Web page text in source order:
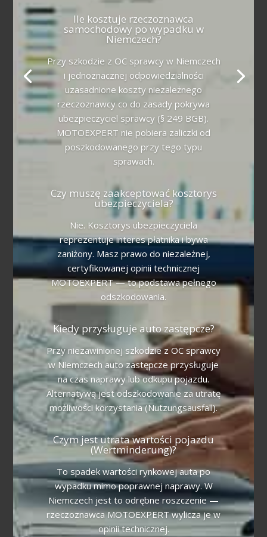
Ile kosztuje rzeczoznawca
samochodowy po wypadku w
Niemczech?
Przy szkodzie z OC sprawcy w Niemczech
i jednoznacznej odpowiedzialności
uzasadnione koszty niezależnego
rzeczoznawcy co do zasady pokrywa
ubezpieczyciel sprawcy (§ 249 BGB).
MOTOEXPERT nie pobiera zaliczki od
poszkodowanego przy tego typu
sprawach.
Czy muszę zaakceptować kosztorys
ubezpieczyciela?
Nie. Kosztorys ubezpieczyciela
reprezentuje interes płatnika i bywa
zaniżony. Masz prawo do niezależnej,
certyfikowanej opinii technicznej
MOTOEXPERT — to podstawa pełnego
odszkodowania.
Kiedy przysługuje auto zastępcze?
Przy niezawinionej szkodzie z OC sprawcy
w Niemczech auto zastępcze przysługuje
na czas naprawy lub odkupu pojazdu.
Alternatywą jest odszkodowanie za utratę
możliwości korzystania (Nutzungsausfall).
Czym jest utrata wartości pojazdu
(Wertminderung)?
To spadek wartości rynkowej auta po
wypadku mimo poprawnej naprawy. W
Niemczech jest to odrębne roszczenie —
rzeczoznawca MOTOEXPERT wylicza je w
opinii technicznej.